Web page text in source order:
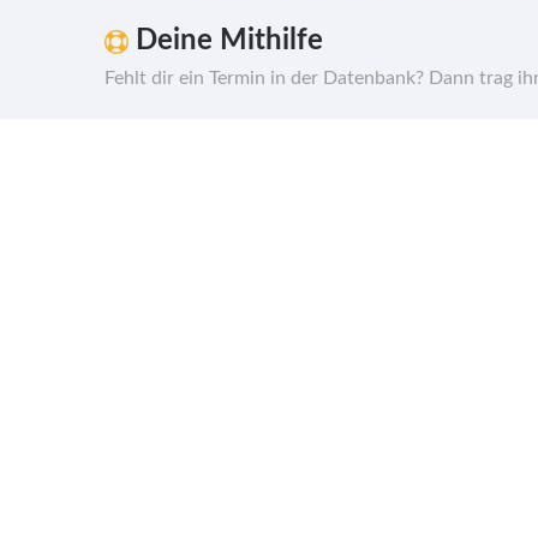
Deine Mithilfe
Fehlt dir ein Termin in der Datenbank? Dann trag